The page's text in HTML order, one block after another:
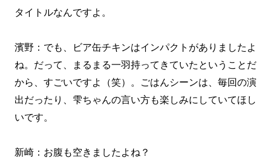
タイトルなんですよ。
濱野：でも、ビア缶チキンはインパクトがありましたよ
ね。だって、まるまる一羽持ってきていたということだ
から、すごいですよ（笑）。ごはんシーンは、毎回の演
出だったり、雫ちゃんの言い方も楽しみにしていてほし
いです。
新崎：お腹も空きましたよね？